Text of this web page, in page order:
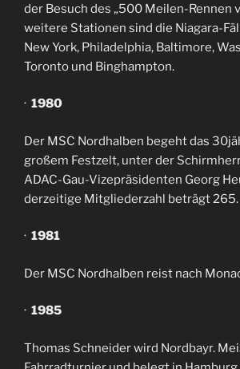
der Besuch des „500 Meilen-Rennen
weitere Stationen sind die Niagara-
New York, Philadelphia, Baltimore,
Toronto und Binghampton.
· 1980
Der MSC Nordhalben begeht das
großem Festzelt, unter der
ADAC-Gau-Vizepräsidenten Georg
derzeitige Mitgliederzahl beträgt 265.
· 1981
Der MSC Nordhalben reist nach
· 1985
Thomas Schneider wird Nordbayr.